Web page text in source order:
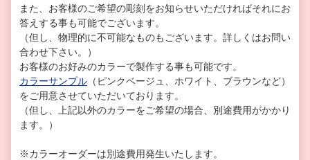
また、お客様のご希望の彫刻をお知らせいただければそれにお
答えする事も可能でございます。
（但し、物理的に不可能なものもございます。詳しくはお問い
合わせ下さい。）
お客様のお好みのカラーで製作する事も可能です。
カラーサンプル （ピンクベージュ、ホワイト、ブラウンなど）
をご用意させていただいております。
（但し、上記以外のカラーをご希望の場合、別途費用がかかり
ます。）
※カラーオーダーは別途費用発生いたします。